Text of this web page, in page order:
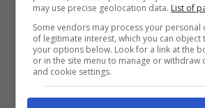
ARTICOLI RECENTI
NEWS
Come bere il whisky per
may use precise geolocation data. List of
Some vendors may process your personal
of legitimate interest, which you can object
your options below. Look for a link at the
or in the site menu to manage or withdraw
and cookie settings.